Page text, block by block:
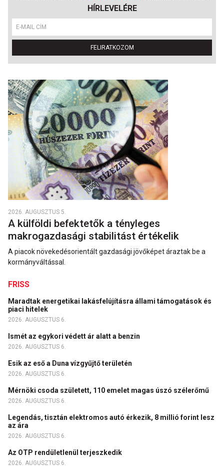
HÍRLEVELÉRE
FELIRATKOZOM
2026. AUGUSZTUS 5.
A külföldi befektetők a tényleges
makrogazdasági stabilitást értékelik
A piacok növekedésorientált gazdasági jövőképet áraztak be a
kormányváltással.
FRISS
Maradtak energetikai lakásfelújításra állami támogatások és
piaci hitelek
2026. AUGUSZTUS 6.
Ismét az egykori védett ár alatt a benzin
2026. AUGUSZTUS 6.
Esik az eső a Duna vízgyűjtő területén
2026. AUGUSZTUS 6.
Mérnöki csoda született, 110 emelet magas úszó szélerőmű
2026. AUGUSZTUS 6.
Legendás, tisztán elektromos autó érkezik, 8 millió forint lesz
az ára
2026. AUGUSZTUS 6.
Az OTP rendületlenül terjeszkedik
2026. AUGUSZTUS 6.